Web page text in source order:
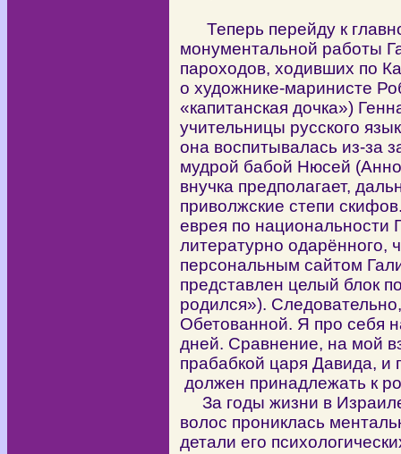
Теперь перейду к
монументальной работы
пароходов, ходивших по
о художнике-маринисте
«капитанская дочка»)
учительницы русского
она воспитывалась из-за
мудрой бабой Нюсей
внучка предполагает,
приволжские степи
еврея по национальности
литературно одарённого,
персональным сайтом
представлен целый блок
родился»).
Обетованной. Я про себя
дней. Сравнение, на мой
прабабкой царя Давида,
должен принадлежать к
За годы жизни в
волос прониклась
детали его